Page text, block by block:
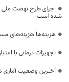
شده است
هزینه‌ها هزینه‌های
تجهیزات درمانی با
آخـرین وضعیت آماری